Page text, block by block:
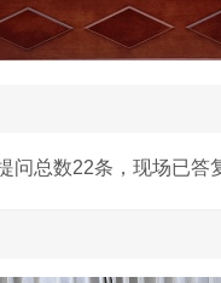
问总数22条，现场已答